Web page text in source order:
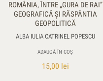
ROMÂNIA, ÎNTRE „GURA DE RAI”
GEOGRAFICĂ ŞI RĂSPÂNTIA
GEOPOLITICĂ
ALBA IULIA CATRINEL POPESCU
ADAUGĂ ÎN COȘ
15,00 lei